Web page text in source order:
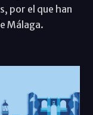
por el que han
Málaga.